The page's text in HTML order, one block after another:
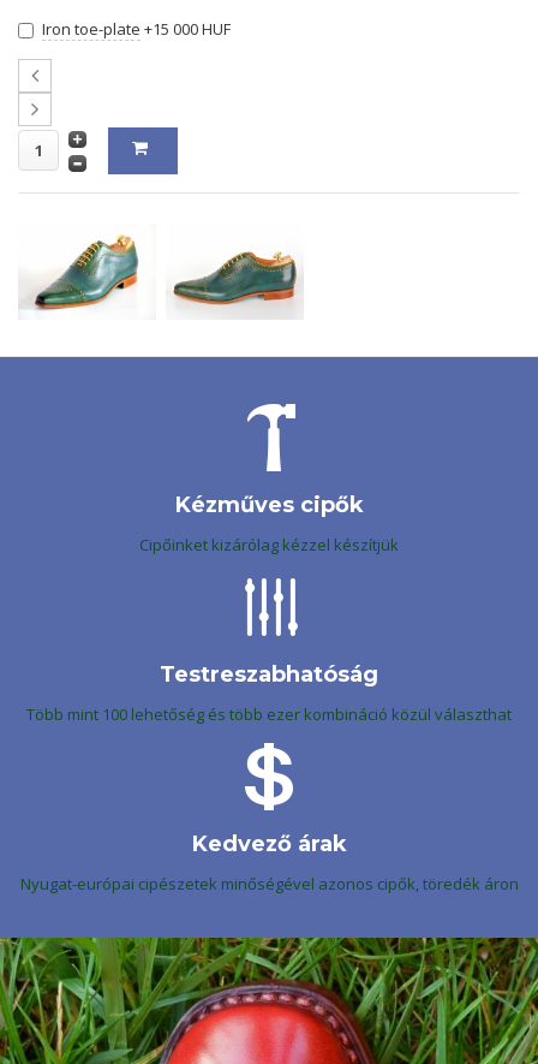
Iron toe-plate +15 000 HUF
Kézműves cipők
Cipőinket kizárólag kézzel készítjük
Testreszabhatóság
Több mint 100 lehetőség és több ezer kombináció közül választhat
Kedvező árak
Nyugat-európai cipészetek minőségével azonos cipők, töredék áron